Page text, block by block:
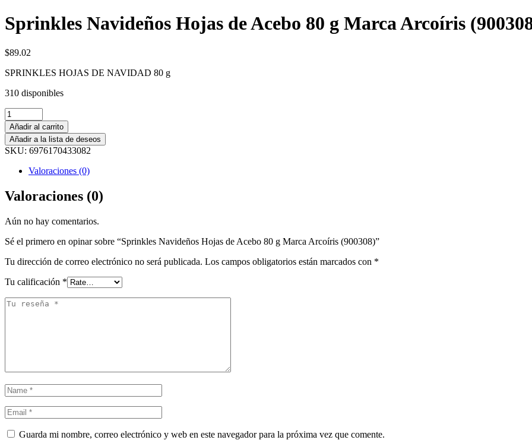
Sprinkles Navideños Hojas de Acebo 80 g Marca Arcoíris
$89.02
SPRINKLES HOJAS DE NAVIDAD 80 g
310 disponibles
Añadir al carrito
Añadir a la lista de deseos
SKU: 6976170433082
Valoraciones (0)
Valoraciones (0)
Aún no hay comentarios.
Sé el primero en opinar sobre “Sprinkles Navideños Hojas de Acebo 80 g Marca Arcoíris (900308)”
Tu dirección de correo electrónico no será publicada. Los campos obligatorios están marcados con *
Tu calificación *
Guarda mi nombre, correo electrónico y web en este navegador para la próxima vez que comente.